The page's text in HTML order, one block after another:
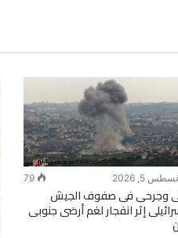
5, 2026
79
وجرحى فى صفوف الجيش
إثر انفجار لغم أرضى جنوبى